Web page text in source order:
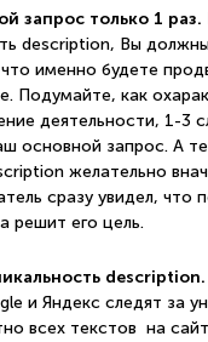
запрос только 1 раз.
description, Вы
именно будете
Подумайте, как
деятельности, 1-3
основной запрос. А
желательно
сразу увидел, что
решит его цель.
description.
и Яндекс следят за
всех текстов на